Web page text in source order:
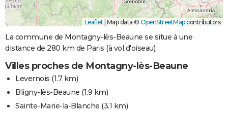
Leaflet Map data © OpenStreetMapcontributors
La commune de Montagny-lès-Beaune se situe à une
distance de 280 km de Paris (à vol d'oiseau).
Villes proches de Montagny-lès-Beaune
Levernois (1.7 km)
Bligny-lès-Beaune (1.9 km)
Sainte-Marie-la-Blanche (3.1 km)